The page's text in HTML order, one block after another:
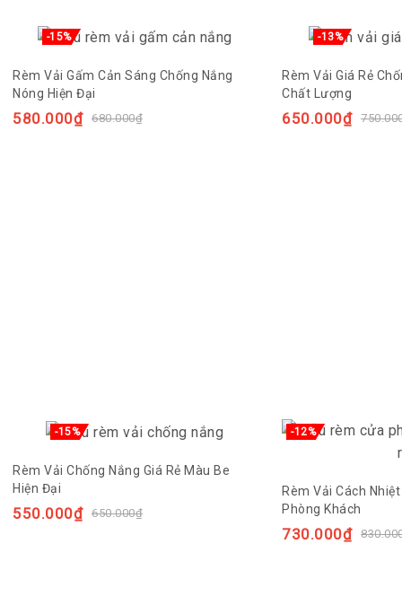
-15%
Rèm Vải Gấm Cản Sáng Chống Nắng
Nóng Hiện Đại
680.000₫
580.000₫
-13%
Rèm Vải Giá Rẻ
Chất Lượng
650.000₫
-15%
Rèm Vải Chống Nắng Giá Rẻ Màu Be
Hiện Đại
650.000₫
550.000₫
-12%
Rèm Vải Cách
Phòng Khách
730.000₫